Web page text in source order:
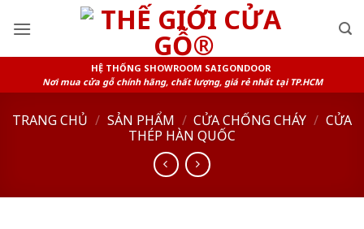
HỆ THỐNG SHOWROOM SAIGONDOOR
Nơi mua cửa gỗ chính hãng, chất lượng, giá rẻ nhất tại TP.HCM
TRANG CHỦ / SẢN PHẨM / CỬA CHỐNG CHÁY / CỬA
THÉP HÀN QUỐC